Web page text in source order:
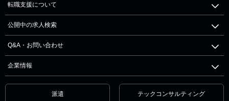
転職支援について
公開中の求人検索
Q&A・お問い合わせ
企業情報
派遣 テックコンサルティング